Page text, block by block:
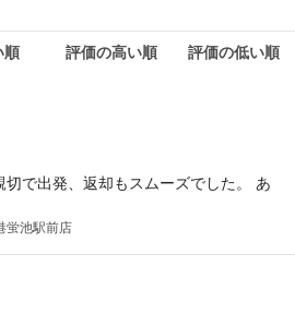
順 評価の高い順 評価の低い順
切で出発、返却もスムーズでした。 あ
蛍池駅前店